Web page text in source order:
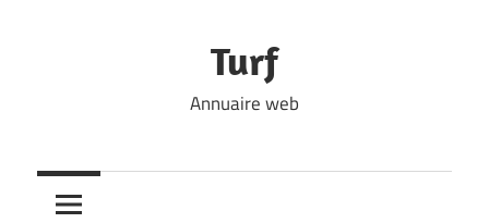
Turf
Annuaire web